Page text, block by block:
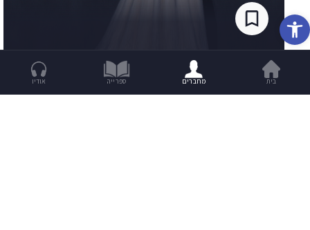
פתח סרגל נגישות
בית מחברים ספרייה אודיו